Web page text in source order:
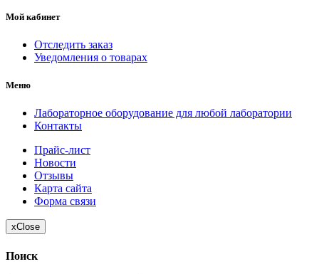
Мой кабинет
Отследить заказ
Уведомления о товарах
Меню
Лабораторное оборудование для любой лаборатории
Контакты
Прайс-лист
Новости
Отзывы
Карта сайта
Форма связи
xClose
Поиск